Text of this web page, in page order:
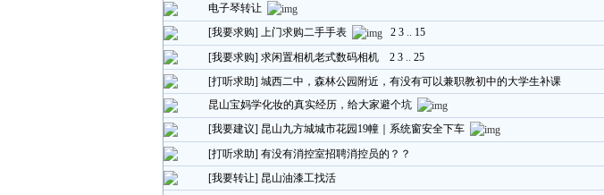
电子琴转让
[我要求购] 上门求购二手手表 2 3 .. 15
[我要求购] 求闲置相机老式数码相机 2 3 .. 25
[打听求助] 城西二中，森林公园附近，有没有可以兼职教初中的大学生补课
昆山宝妈学化妆的真实经历，给大家避个坑
[我要建议] 昆山九方城城市花园19幢｜系统窗安全下车
[打听求助] 有没有消控室招聘消控员的？？
[我要转让] 昆山油漆工找活